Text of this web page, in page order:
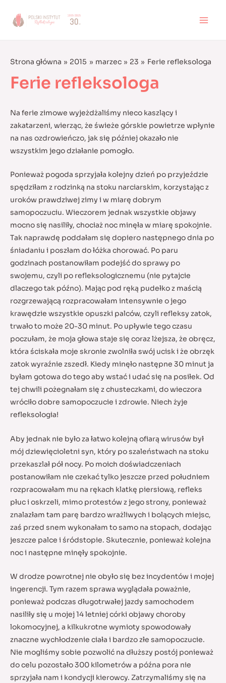
Strona główna 2015 marzec 23 Ferie refleksologa
Ferie refleksologa
Na ferie zimowe wyjeżdżaliśmy nieco kaszlący i
zakatarzeni, wierząc, że świeże górskie powietrze wpłynie
na nas ozdrowieńczo, jak się później okazało nie
wszystkim jego działanie pomogło.
Ponieważ pogoda sprzyjała kolejny dzień po przyjeździe
spędziłam z rodzinką na stoku narciarskim, korzystając z
uroków prawdziwej zimy i w miarę dobrym
samopoczuciu. Wieczorem jednak wszystkie objawy
mocno się nasiliły, chociaż noc minęła w miarę spokojnie.
Tak naprawdę poddałam się dopiero następnego dnia po
śniadaniu i poszłam do łóżka chorować. Po paru
godzinach postanowiłam podejść do sprawy po
swojemu, czyli po refleksologicznemu (nie pytajcie
dlaczego tak późno). Mając pod ręką pudełko z maścią
rozgrzewającą rozpracowałam intensywnie o jego
krawędzie wszystkie opuszki palców, czyli refleksy zatok,
trwało to może 20-30 minut. Po upływie tego czasu
poczułam, że moja głowa staje się coraz lżejsza, że obręcz,
która ściskała moje skronie zwolniła swój ucisk i że obrzęk
zatok wyraźnie zszedł. Kiedy minęło następne 30 minut ja
byłam gotowa do tego aby wstać i udać się na posiłek. Od
tej chwili pożegnałam się z chusteczkami, do wieczora
wróciło dobre samopoczucie i zdrowie. Niech żyje
refleksologia!
Aby jednak nie było za łatwo kolejną ofiarą wirusów był
mój dziewięcioletni syn, który po szaleństwach na stoku
przekaszlał pół nocy. Po moich doświadczeniach
postanowiłam nie czekać tylko jeszcze przed południem
rozpracowałam mu na rękach klatkę piersiową, refleks
płuc i oskrzeli, mimo protestów z jego strony, ponieważ
znalazłam tam parę bardzo wrażliwych i bolących miejsc,
zaś przed snem wykonałam to samo na stopach, dodając
jeszcze palce i śródstopie. Skutecznie, ponieważ kolejna
noc i następne minęły spokojnie.
W drodze powrotnej nie obyło się bez incydentów i mojej
ingerencji. Tym razem sprawa wyglądała poważnie,
ponieważ podczas długotrwałej jazdy samochodem
nasiliły się u mojej 14 letniej córki objawy choroby
lokomocyjnej, a kilkukrotne wymioty spowodowały
znaczne wychłodzenie ciała i bardzo złe samopoczucie.
Nie mogliśmy sobie pozwolić na dłuższy postój ponieważ
do celu pozostało 300 kilometrów a późna pora nie
sprzyjała nam i kondycji kierowcy. Zatrzymaliśmy się na